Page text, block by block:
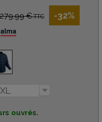
279,99 €TTC -32%
ouvrés.